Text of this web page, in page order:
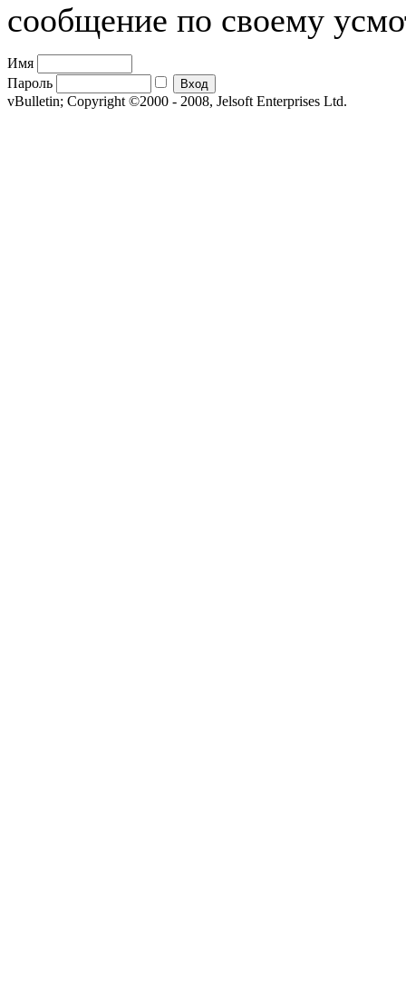
сообщение по своему
Имя
Пароль
vBulletin; Copyright ©2000 - 2008, Jelsoft Enterprises Ltd.